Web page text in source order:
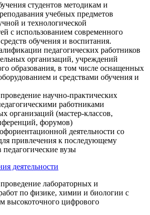
студентов методикам и
учебных предметов
и технологической
с использованием современного
обучения и воспитания.
педагогических работников
организаций, учреждений
образования, в том числе оснащенных
и средствами обучения и
научно-практических
работниками
организаций (мастер-классов,
форумов)
деятельности со
привлечения к последующему
вузы
деятельности
лабораторных и
по физике, химии и биологии с
высокоточного цифрового